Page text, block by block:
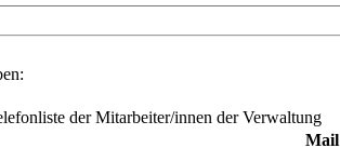
der Mitarbeiter/innen der Verwaltung
Mail